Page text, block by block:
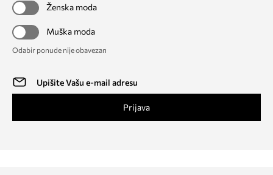
Ženska moda
Muška moda
Odabir ponude nije obavezan
Prijava